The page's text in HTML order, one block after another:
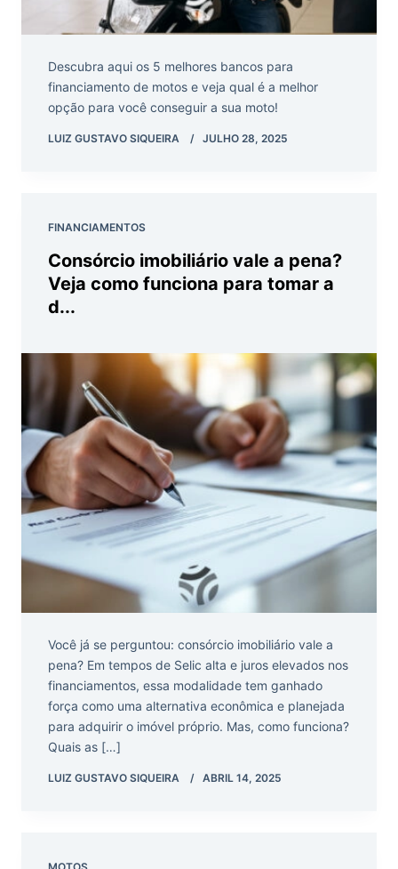
Descubra aqui os 5 melhores bancos para
financiamento de motos e veja qual é a melhor
opção para você conseguir a sua moto!
LUIZ GUSTAVO SIQUEIRA JULHO 28, 2025
FINANCIAMENTOS
Consórcio imobiliário vale a pena?
Veja como funciona para tomar a
d...
Você já se perguntou: consórcio imobiliário vale a
pena? Em tempos de Selic alta e juros elevados nos
financiamentos, essa modalidade tem ganhado
força como uma alternativa econômica e planejada
para adquirir o imóvel próprio. Mas, como funciona?
Quais as […]
LUIZ GUSTAVO SIQUEIRA ABRIL 14, 2025